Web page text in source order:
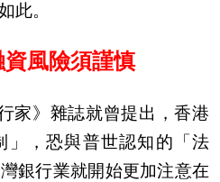
此。
風險須謹慎
家》雜誌就曾提出，香港
」，恐與普世認知的「法
銀行業就開始更加注意在